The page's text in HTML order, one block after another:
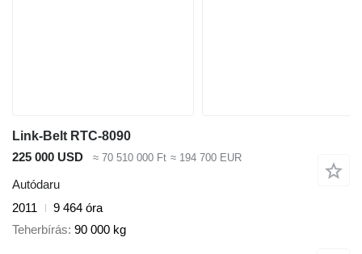
Link-Belt RTC-8090
225 000 USD
≈ 70 510 000 Ft ≈ 194 700 EUR
Autódaru
2011
9 464 óra
Teherbírás 90 000 kg